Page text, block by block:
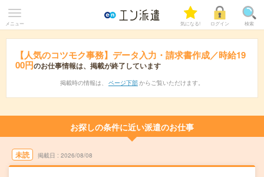
メニュー 気になる! ログイン 検索
【人気のコツモク事務】データ入力・請求書作成／時給19
00円のお仕事情報は、掲載が終了しています
掲載時の情報は、 ページ下部 からご覧いただけます。
お探しの条件に近い派遣のお仕事
未読 掲載日 2026/08/08